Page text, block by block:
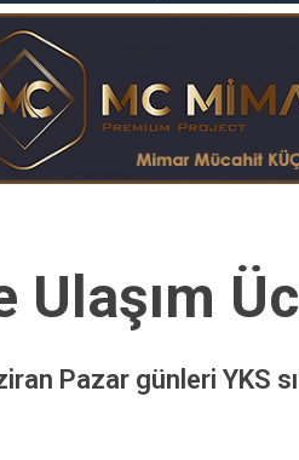
Ulaşım
Pazar günleri YKS